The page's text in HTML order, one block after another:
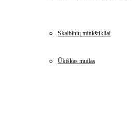
Skalbinių minkštikliai
Ūkiškas muilas